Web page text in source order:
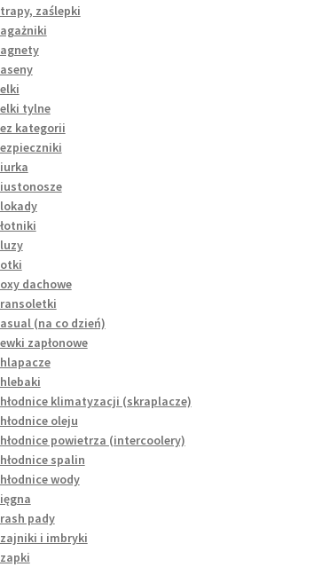
zaślepki
tylne
kategorii
dachowe
(na co dzień)
zapłonowe
klimatyzacji (skraplacze)
oleju
powietrza (intercoolery)
spalin
wody
pady
i imbryki